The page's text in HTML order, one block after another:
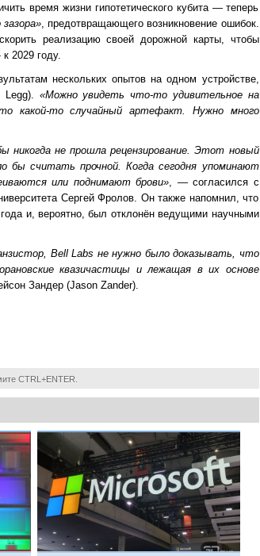
время жизни гипотетического кубита — теперь
, предотвращающего возникновение ошибок.
реализацию своей дорожной карты, чтобы
к 2029 году.
нескольких опытов на одном устройстве,
Legg). «Можно увидеть что-то удивительное на
какой-то случайный артефакт. Нужно много
никогда не прошла рецензирование. Этот новый
бы считать прочной. Когда сегодня упоминают
или поднимают брови» , — согласился с
Сергей Фролов. Он также напомнил, что
и, вероятно, был отклонён ведущими научными
Bell Labs не нужно было доказывать, что
квазичастицы и лежащая в их основе
Зандер (Jason Zander).
CTRL+ENTER.